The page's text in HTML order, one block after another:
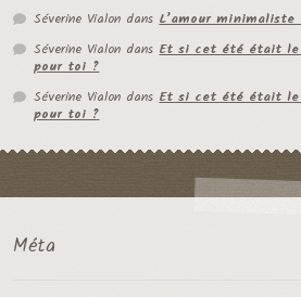
Séverine Vialon dans L’amour minimaliste
Séverine Vialon dans Et si cet été était le
pour toi ?
Séverine Vialon dans Et si cet été était le
pour toi ?
Méta